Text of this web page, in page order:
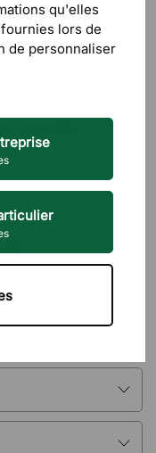
qu'elles
lors de
de personnaliser